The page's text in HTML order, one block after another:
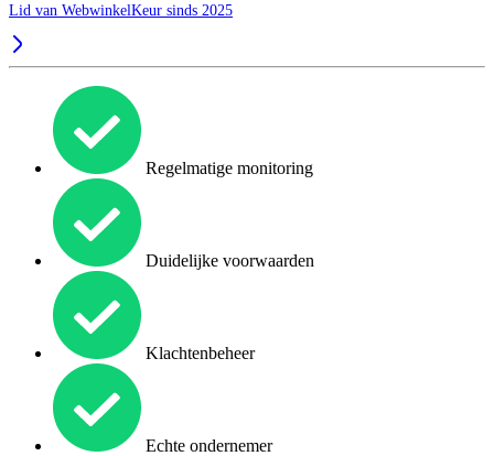
Lid van WebwinkelKeur sinds 2025
Regelmatige monitoring
Duidelijke voorwaarden
Klachtenbeheer
Echte ondernemer